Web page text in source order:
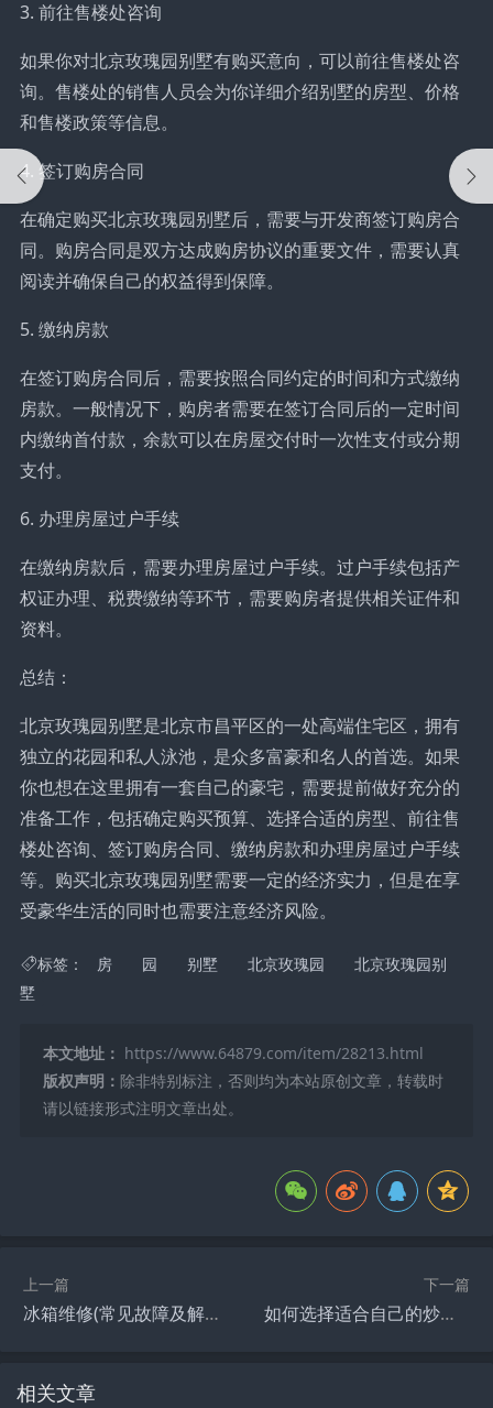
3. 前往售楼处咨询
如果你对北京玫瑰园别墅有购买意向，可以前往售楼处咨
询。售楼处的销售人员会为你详细介绍别墅的房型、价格
和售楼政策等信息。
4. 签订购房合同
在确定购买北京玫瑰园别墅后，需要与开发商签订购房合
同。购房合同是双方达成购房协议的重要文件，需要认真
阅读并确保自己的权益得到保障。
5. 缴纳房款
在签订购房合同后，需要按照合同约定的时间和方式缴纳
房款。一般情况下，购房者需要在签订合同后的一定时间
内缴纳首付款，余款可以在房屋交付时一次性支付或分期
支付。
6. 办理房屋过户手续
在缴纳房款后，需要办理房屋过户手续。过户手续包括产
权证办理、税费缴纳等环节，需要购房者提供相关证件和
资料。
总结：
北京玫瑰园别墅是北京市昌平区的一处高端住宅区，拥有
独立的花园和私人泳池，是众多富豪和名人的首选。如果
你也想在这里拥有一套自己的豪宅，需要提前做好充分的
准备工作，包括确定购买预算、选择合适的房型、前往售
楼处咨询、签订购房合同、缴纳房款和办理房屋过户手续
等。购买北京玫瑰园别墅需要一定的经济实力，但是在享
受豪华生活的同时也需要注意经济风险。
标签： 房 园 别墅 北京玫瑰园
北京玫瑰园别
墅
本文地址： https://www.64879.com/item/28213.html
版权声明： 除非特别标注，否则均为本站原创文章，转载时
请以链接形式注明文章出处。
上一篇
冰箱维修(常见故障及解决方案)
下一篇
如何选择适合自己的炒锅？
相关文章